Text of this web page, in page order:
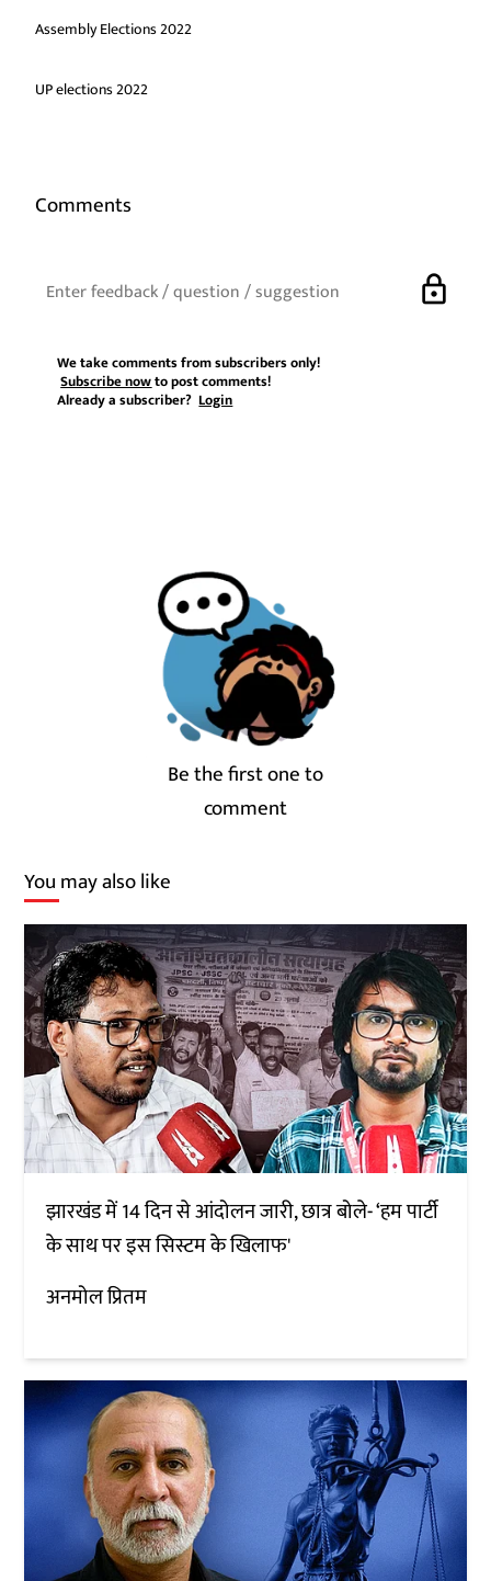
Assembly Elections 2022
UP elections 2022
Comments
lock
We take comments from subscribers only!
Subscribe nowto post comments!
Already a subscriber?Login
Be the first one to
comment
You may also like
झारखंड में 14 दिन से आंदोलन जारी, छात्र बोले- ‘हम पार्टी
के साथ पर इस सिस्टम के खिलाफ'
अनमोल प्रितम